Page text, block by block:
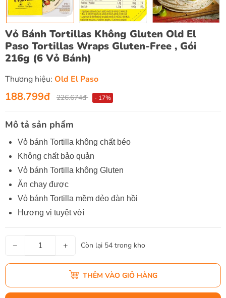
Vỏ Bánh Tortillas Không Gluten Old El
Paso Tortillas Wraps Gluten-Free , Gói
216g (6 Vỏ Bánh)
Thương hiệu: Old El Paso
188.799đ 226.674đ - 17%
Mô tả sản phẩm
Vỏ bánh Tortilla không chất béo
Không chất bảo quản
Vỏ bánh Tortilla không Gluten
Ăn chay được
Vỏ bánh Tortilla mềm dẻo đàn hồi
Hương vị tuyệt vời
− + Còn lại 54 trong kho
THÊM VÀO GIỎ HÀNG